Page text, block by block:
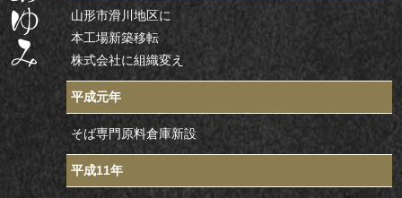
山形市滑川地区に
本工場新築移転
株式会社に組織変え
平成元年
そば専門原料倉庫新設
平成11年